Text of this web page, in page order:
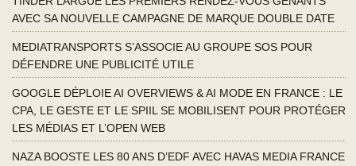
AVEC SA NOUVELLE CAMPAGNE DE MARQUE DOUBLE DATE
MEDIATRANSPORTS S’ASSOCIE AU GROUPE SOS POUR
DÉFENDRE UNE PUBLICITÉ UTILE
GOOGLE DÉPLOIE AI OVERVIEWS & AI MODE EN FRANCE : LE
CPA, LE GESTE ET LE SPIIL SE MOBILISENT POUR PROTÉGER
LES MÉDIAS ET L’OPEN WEB
NAZA BOOSTE LES 80 ANS D’EDF AVEC HAVAS MEDIA FRANCE